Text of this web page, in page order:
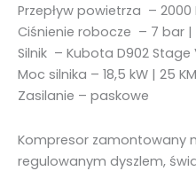
Przepływ powietrza – 2000
Ciśnienie robocze – 7 bar |
Silnik – Kubota D902 Stage
Moc silnika – 18,5 kW | 25 KM
Zasilanie – paskowe
Kompresor zamontowany
regulowanym dyszlem,